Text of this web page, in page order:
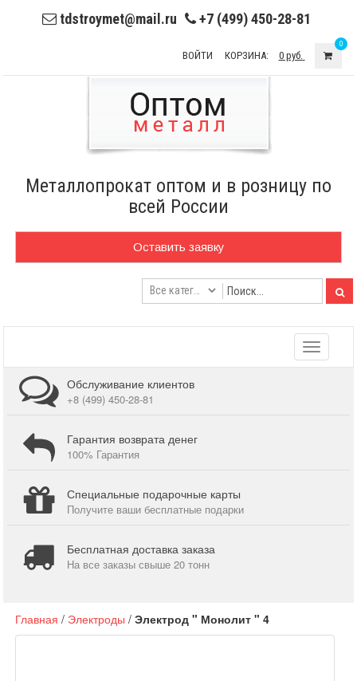
tdstroymet@mail.ru +7 (499) 450-28-81
ВОЙТИ КОРЗИНА: 0 руб.
0
Металлопрокат оптом и в розницу по
всей России
Оставить заявку
Toggle
Обслуживание клиентов
+8 (499) 450-28-81
Гарантия возврата денег
100% Гарантия
Специальные подарочные карты
Получите ваши бесплатные подарки
Бесплатная доставка заказа
На все заказы свыше 20 тонн
Главная / Электроды /Электрод " Монолит " 4